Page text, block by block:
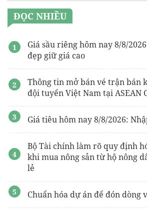
Nâng cấp hệ thống xử lý nước thải
Đồ bảo hộ theo môi trường
ĐỌC NHIỀU
Giá sầu riêng hôm nay 8/8/
đẹp giữ giá cao
Thông tin mở bán vé trận bán
đội tuyển Việt Nam tại ASEAN
Giá tiêu hôm nay 8/8/2026:
Bộ Tài chính làm rõ quy định
khi mua nông sản từ hộ nông
lẻ
Chuẩn hóa dự án để đón dòng